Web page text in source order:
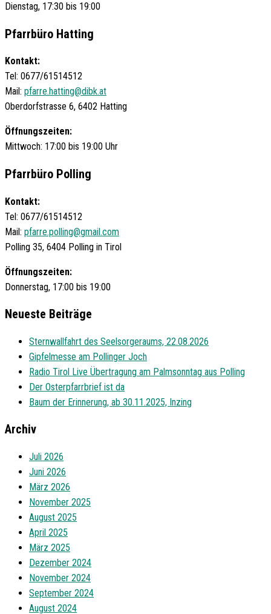
Dienstag, 17:30 bis 19:00
Pfarrbüro Hatting
Kontakt:
Tel: 0677/61514512
Mail: pfarre.hatting@dibk.at
Oberdorfstrasse 6, 6402 Hatting
Öffnungszeiten:
Mittwoch: 17:00 bis 19:00 Uhr
Pfarrbüro Polling
Kontakt:
Tel: 0677/61514512
Mail: pfarre.polling@gmail.com
Polling 35, 6404 Polling in Tirol
Öffnungszeiten:
Donnerstag, 17:00 bis 19:00
Neueste Beiträge
Sternwallfahrt des Seelsorgeraums, 22.08.2026
Gipfelmesse am Pollinger Joch
Radio Tirol Live Übertragung am Palmsonntag aus Polling
Der Osterpfarrbrief ist da
Baum der Erinnerung, ab 30.11.2025, Inzing
Archiv
Juli 2026
Juni 2026
März 2026
November 2025
August 2025
April 2025
März 2025
Dezember 2024
November 2024
September 2024
August 2024